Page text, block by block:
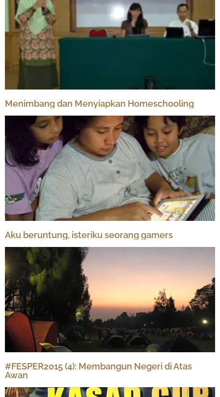
Menimbang dan Menyiapkan Homeschooling
Aku beruntung, isteriku seorang gamers
#FESPER2015 (4): Membangun Negeri di Atas
Awan